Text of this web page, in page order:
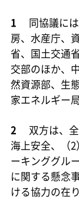
1
同協議に
房、水産庁、
省、国土交通
交部のほか、
然資源部、生
家エネルギー
2
双方は、
海上安全、（
ーキンググル
に関する懸念
ける協力の在